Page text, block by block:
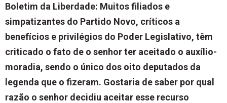
Boletim da Liberdade: Muitos filiados e
simpatizantes do Partido Novo, críticos a
benefícios e privilégios do Poder Legislativo, têm
criticado o fato de o senhor ter aceitado o auxílio-
moradia, sendo o único dos oito deputados da
legenda que o fizeram. Gostaria de saber por qual
razão o senhor decidiu aceitar esse recurso